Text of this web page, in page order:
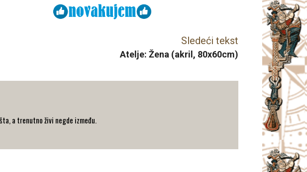
Sledeći tekst
Atelje: Žena (akril, 80x60cm)
a trenutno živi negde između.